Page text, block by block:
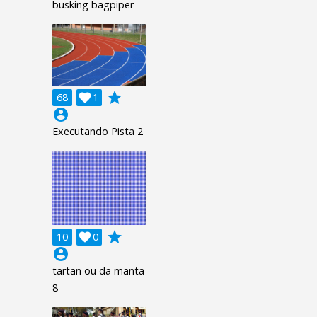
busking bagpiper
68 1

grade
account_circle
Executando Pista 2
10 0

grade
account_circle
tartan ou da manta
8